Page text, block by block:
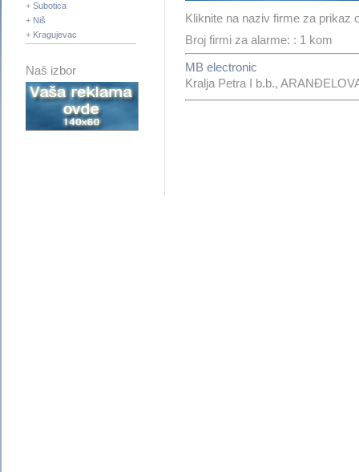
+ Subotica
+ Niš
+ Kragujevac
Naš izbor
Kliknite na naziv firme za prikaz
Broj firmi za alarme: : 1 kom
MB electronic
Kralja Petra I b.b.,